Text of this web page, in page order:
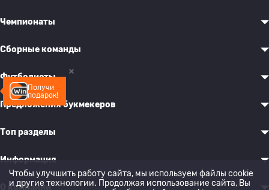
Получи
подарок!
Чемпионаты
Сборные команды
Футболисты
Предложения букмекеров
Топ разделы
Информация
О компании
Чтобы улучшить работу сайта, мы используем файлы cookie
и другие технологии. Продолжая использование сайта, Вы